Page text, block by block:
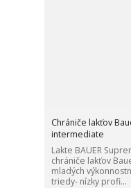
Chrániče lakťov
intermediate
Lakte BAUER
chrániče lakťov
mladých
triedy- nízky profi...